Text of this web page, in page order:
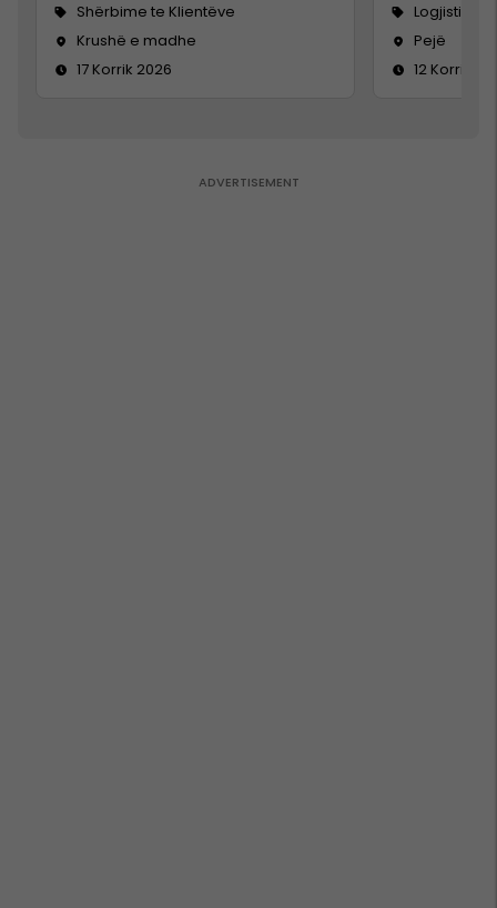
Shërbime te Klientëve
Krushë e madhe
17 Korrik 2026
Logjistikë
Pejë
12 Korrik